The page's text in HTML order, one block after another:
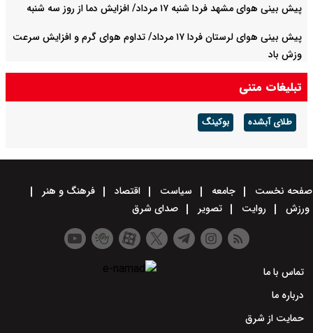
پیش بینی هوای مشهد فردا شنبه ۱۷ مرداد/ افزایش دما از روز سه شنبه
پیش بینی هوای لرستان فردا ۱۷ مرداد/ تداوم هوای گرم و افزایش سرعت
وزش باد
تبلیغات متنی
طلای آبشده بوکینگ
صفحه نخست جامعه سیاست اقتصاد
فرهنگ و هنر
ورزش
روایت تصویر صدای شرق
تماس با ما
درباره ما
حمایت از شرق